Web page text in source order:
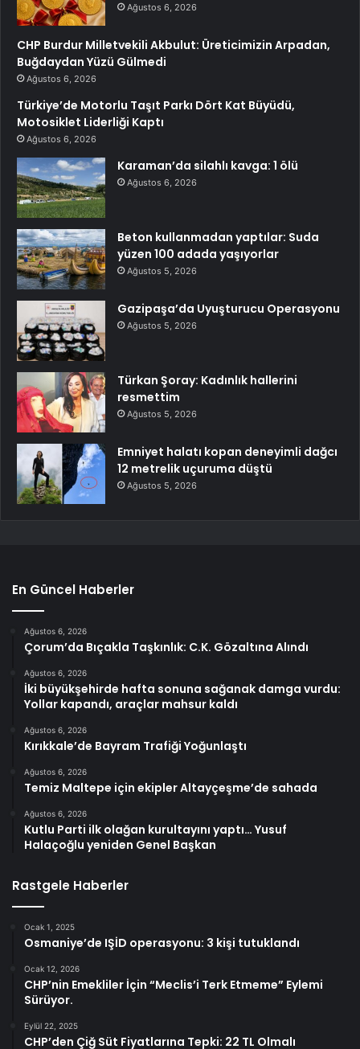
Ağustos 6, 2026
CHP Burdur Milletvekili Akbulut: Üreticimizin Arpadan,
Buğdaydan Yüzü Gülmedi
Ağustos 6, 2026
Türkiye’de Motorlu Taşıt Parkı Dört Kat Büyüdü,
Motosiklet Liderliği Kaptı
Ağustos 6, 2026
Karaman’da silahlı kavga: 1 ölü
Ağustos 6, 2026
Beton kullanmadan yaptılar: Suda
yüzen 100 adada yaşıyorlar
Ağustos 5, 2026
Gazipaşa’da Uyuşturucu Operasyonu
Ağustos 5, 2026
Türkan Şoray: Kadınlık hallerini
resmettim
Ağustos 5, 2026
Emniyet halatı kopan deneyimli dağcı
12 metrelik uçuruma düştü
Ağustos 5, 2026
En Güncel Haberler
Ağustos 6, 2026
Çorum’da Bıçakla Taşkınlık: C.K. Gözaltına Alındı
Ağustos 6, 2026
İki büyükşehirde hafta sonuna sağanak damga vurdu:
Yollar kapandı, araçlar mahsur kaldı
Ağustos 6, 2026
Kırıkkale’de Bayram Trafiği Yoğunlaştı
Ağustos 6, 2026
Temiz Maltepe için ekipler Altayçeşme’de sahada
Ağustos 6, 2026
Kutlu Parti ilk olağan kurultayını yaptı… Yusuf
Halaçoğlu yeniden Genel Başkan
Rastgele Haberler
Ocak 1, 2025
Osmaniye’de IŞİD operasyonu: 3 kişi tutuklandı
Ocak 12, 2026
CHP’nin Emekliler İçin “Meclis’i Terk Etmeme” Eylemi
Sürüyor.
Eylül 22, 2025
CHP’den Çiğ Süt Fiyatlarına Tepki: 22 TL Olmalı